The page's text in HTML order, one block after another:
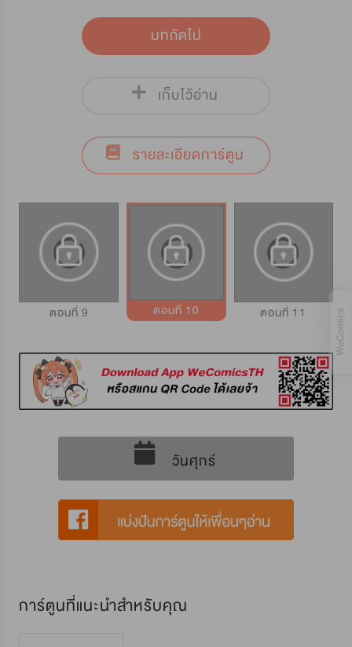
บทถัดไป
เก็บไว้อ่าน
รายละเอียดการ์ตูน
ตอนที่ 9 ตอนที่ 10 ตอนที่ 11
วันศุกร์
การ์ตูนที่แนะนำสำหรับคุณ